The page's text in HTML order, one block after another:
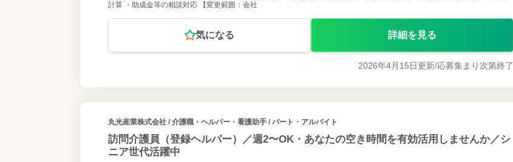
計算 ・助成金等の相談対応 【変更範囲：会社
気になる 詳細を見る
2026年4月15日更新/応募集まり次第終了
丸光産業株式会社/ 介護職・ヘルパー・看護助手 / パート・アルバイト
訪問介護員（登録ヘルパー）／週2〜OK・あなたの空き時間を有効活用しませんか／シ
ニア世代活躍中